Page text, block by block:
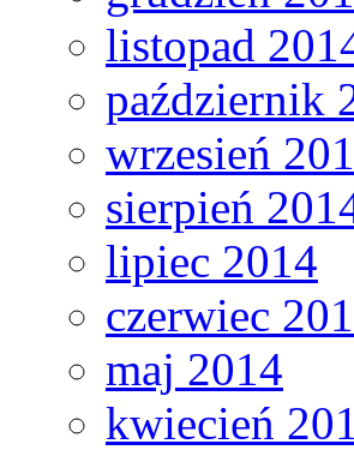
listopad
październik
wrzesień
sierpień
lipiec 2014
czerwiec
maj 2014
kwiecień